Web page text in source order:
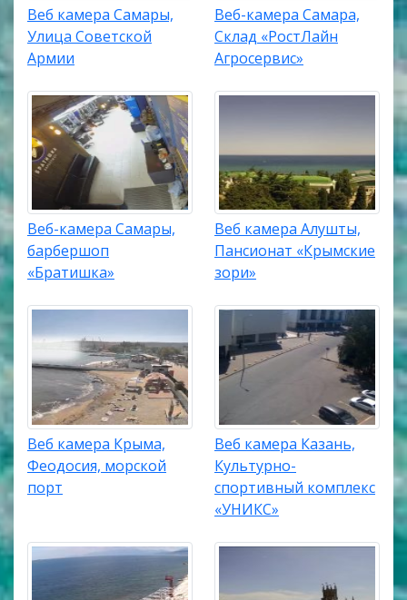
Веб камера Самары,
Улица Советской
Армии
Веб-камера Самара,
Склад «РостЛайн
Агросервис»
Веб-камера Самары,
барбершоп
«Братишка»
Веб камера Алушты,
Пансионат «Крымские
зори»
Веб камера Крыма,
Феодосия, морской
порт
Веб камера Казань,
Культурно-
спортивный комплекс
«УНИКС»